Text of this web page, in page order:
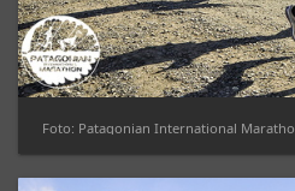
Foto: Patagonian International